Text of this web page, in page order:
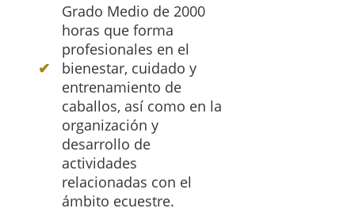
Grado Medio de 2000
horas que forma
profesionales en el
bienestar, cuidado y
entrenamiento de
caballos, así como en la
organización y
desarrollo de
actividades
relacionadas con el
ámbito ecuestre.